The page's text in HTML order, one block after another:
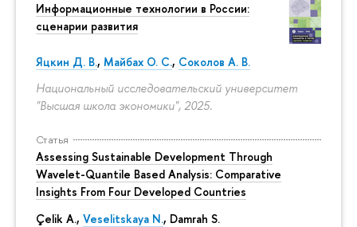
Информационные технологии в России:
сценарии развития
Яцкин Д. В., Майбах О. С., Соколов А. В.
Национальный исследовательский университет
"Высшая школа экономики", 2025.
Статья
Assessing Sustainable Development Through
Wavelet-Quantile Based Analysis: Comparative
Insights From Four Developed Countries
Çelik A., Veselitskaya N., Damrah S.